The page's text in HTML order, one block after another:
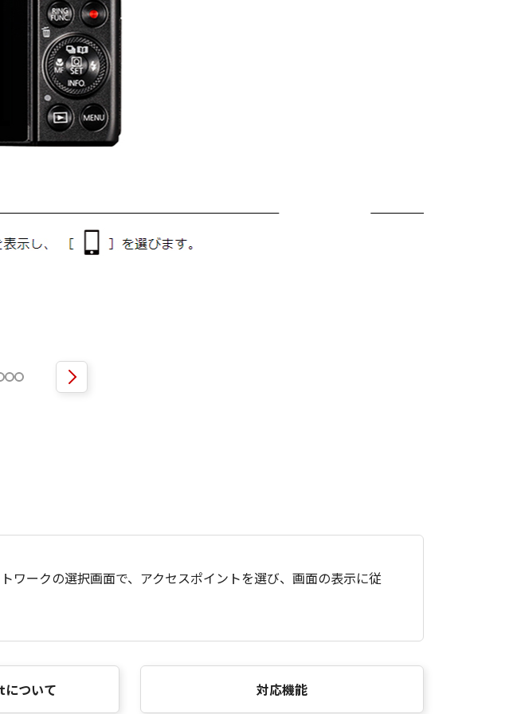
ワークの選択画面で、アクセスポイントを選び、画面の表示に従
ついて 対応機能